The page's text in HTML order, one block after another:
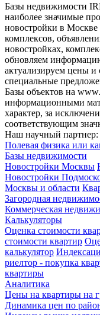
Базы недвижимости
наиболее значимые
новостройки в
комплексов,
новостройках,
обновляем
актуализируем цены и
специальные
Базы объектов на
информационными
характер, за
соответствующим
Наш научный партнер:
Полевая физика или
Базы недвижимости
Новостройки Москвы
Новостройки
Москвы и области
Загородная
Коммерческая
Калькуляторы
Оценка стоимости
стоимости квартир
калькулятор
риелтор - покупка
квартиры
Аналитика
Цены на квартиры на
Динамика цен по